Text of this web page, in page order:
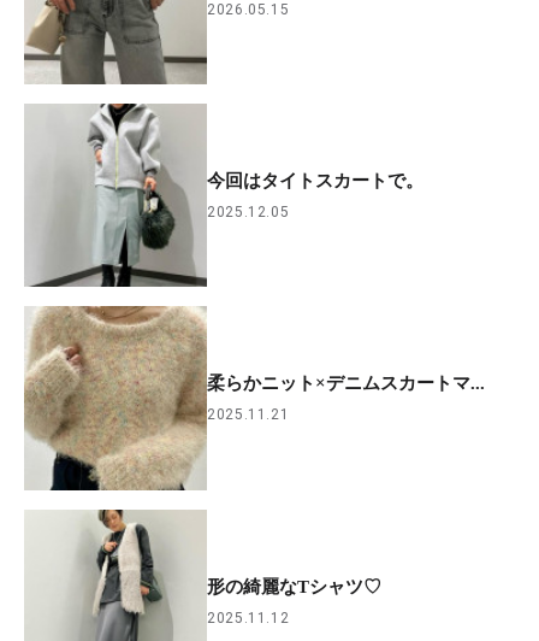
2026.05.15
今回はタイトスカートで。
2025.12.05
柔らかニット×デニムスカートマ...
2025.11.21
形の綺麗なTシャツ♡
2025.11.12